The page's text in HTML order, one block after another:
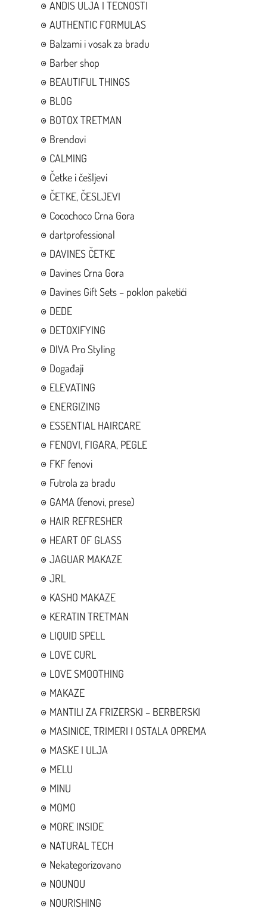
ANDIS ULJA I TECNOSTI
AUTHENTIC FORMULAS
Balzami i vosak za bradu
Barber shop
BEAUTIFUL THINGS
BLOG
BOTOX TRETMAN
Brendovi
CALMING
Četke i češljevi
ČETKE, ČESLJEVI
Cocochoco Crna Gora
dartprofessional
DAVINES ČETKE
Davines Crna Gora
Davines Gift Sets – poklon paketići
DEDE
DETOXIFYING
DIVA Pro Styling
Događaji
ELEVATING
ENERGIZING
ESSENTIAL HAIRCARE
FENOVI, FIGARA, PEGLE
FKF fenovi
Futrola za bradu
GAMA (fenovi, prese)
HAIR REFRESHER
HEART OF GLASS
JAGUAR MAKAZE
JRL
KASHO MAKAZE
KERATIN TRETMAN
LIQUID SPELL
LOVE CURL
LOVE SMOOTHING
MAKAZE
MANTILI ZA FRIZERSKI – BERBERSKI
MASINICE, TRIMERI I OSTALA OPREMA
MASKE I ULJA
MELU
MINU
MOMO
MORE INSIDE
NATURAL TECH
Nekategorizovano
NOUNOU
NOURISHING